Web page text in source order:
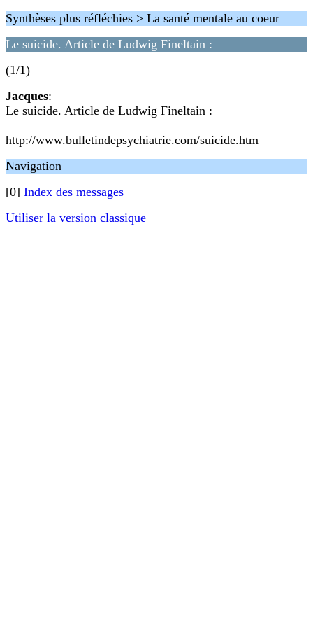
Synthèses plus réfléchies > La santé mentale au coeur
Le suicide. Article de Ludwig Fineltain :
(1/1)
Jacques:
Le suicide. Article de Ludwig Fineltain :
http://www.bulletindepsychiatrie.com/suicide.htm
Navigation
[0] Index des messages
Utiliser la version classique